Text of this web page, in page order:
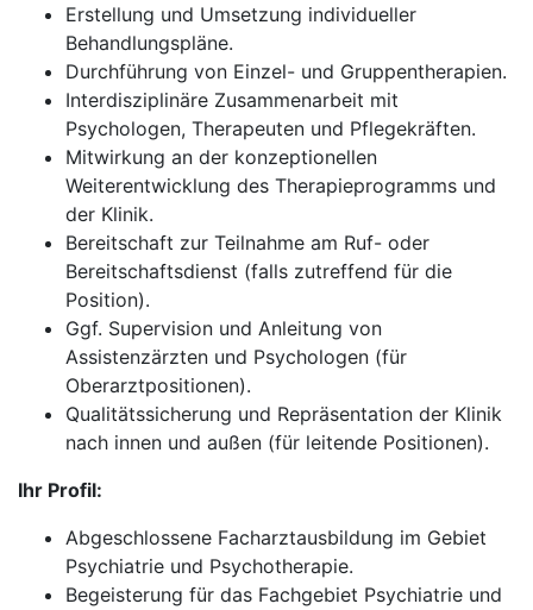
Erstellung und Umsetzung individueller
Behandlungspläne.
Durchführung von Einzel- und Gruppentherapien.
Interdisziplinäre Zusammenarbeit mit
Psychologen, Therapeuten und Pflegekräften.
Mitwirkung an der konzeptionellen
Weiterentwicklung des Therapieprogramms und
der Klinik.
Bereitschaft zur Teilnahme am Ruf- oder
Bereitschaftsdienst (falls zutreffend für die
Position).
Ggf. Supervision und Anleitung von
Assistenzärzten und Psychologen (für
Oberarztpositionen).
Qualitätssicherung und Repräsentation der Klinik
nach innen und außen (für leitende Positionen).
Ihr Profil:
Abgeschlossene Facharztausbildung im Gebiet
Psychiatrie und Psychotherapie.
Begeisterung für das Fachgebiet Psychiatrie und